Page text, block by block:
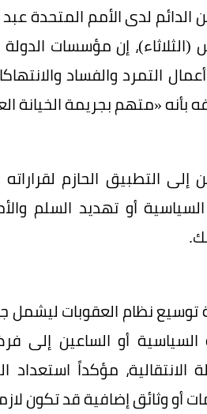
الدائم لدى الأمم المتحدة
إن مؤسسات
التمرد والفساد
بأنه «متهم بجريمة الخيانة
التطبيق الحازم
أو تهديد السلم
نظام العقوبات ليشمل
أو الساعين إلى
الانتقالية، مؤكداً
أو وثائق إضافية قد تكون